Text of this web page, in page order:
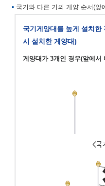
국기와 다른 기의 게양 순서(앞
국기게양대를 높게 설치
시 설치한 게양대)
게양대가 3개인 경우(앞에서